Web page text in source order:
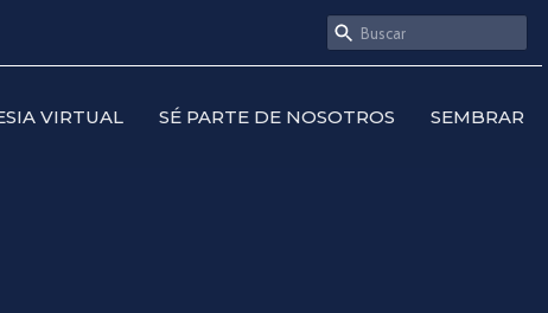
VIRTUAL SÉ PARTE DE NOSOTROS SEMBRAR